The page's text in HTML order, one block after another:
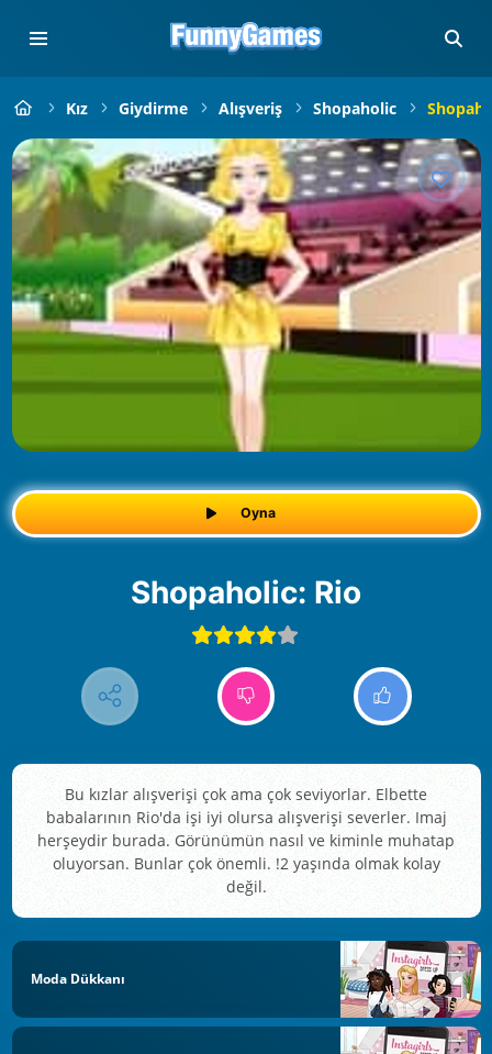
Kız Giydirme Alışveriş Shopaholic
Oyna
Shopaholic: Rio
Bu kızlar alışverişi çok ama çok seviyorlar. Elbette
babalarının Rio'da işi iyi olursa alışverişi severler. Imaj
herşeydir burada. Görünümün nasıl ve kiminle muhatap
oluyorsan. Bunlar çok önemli. !2 yaşında olmak kolay
değil.
Moda Dükkanı